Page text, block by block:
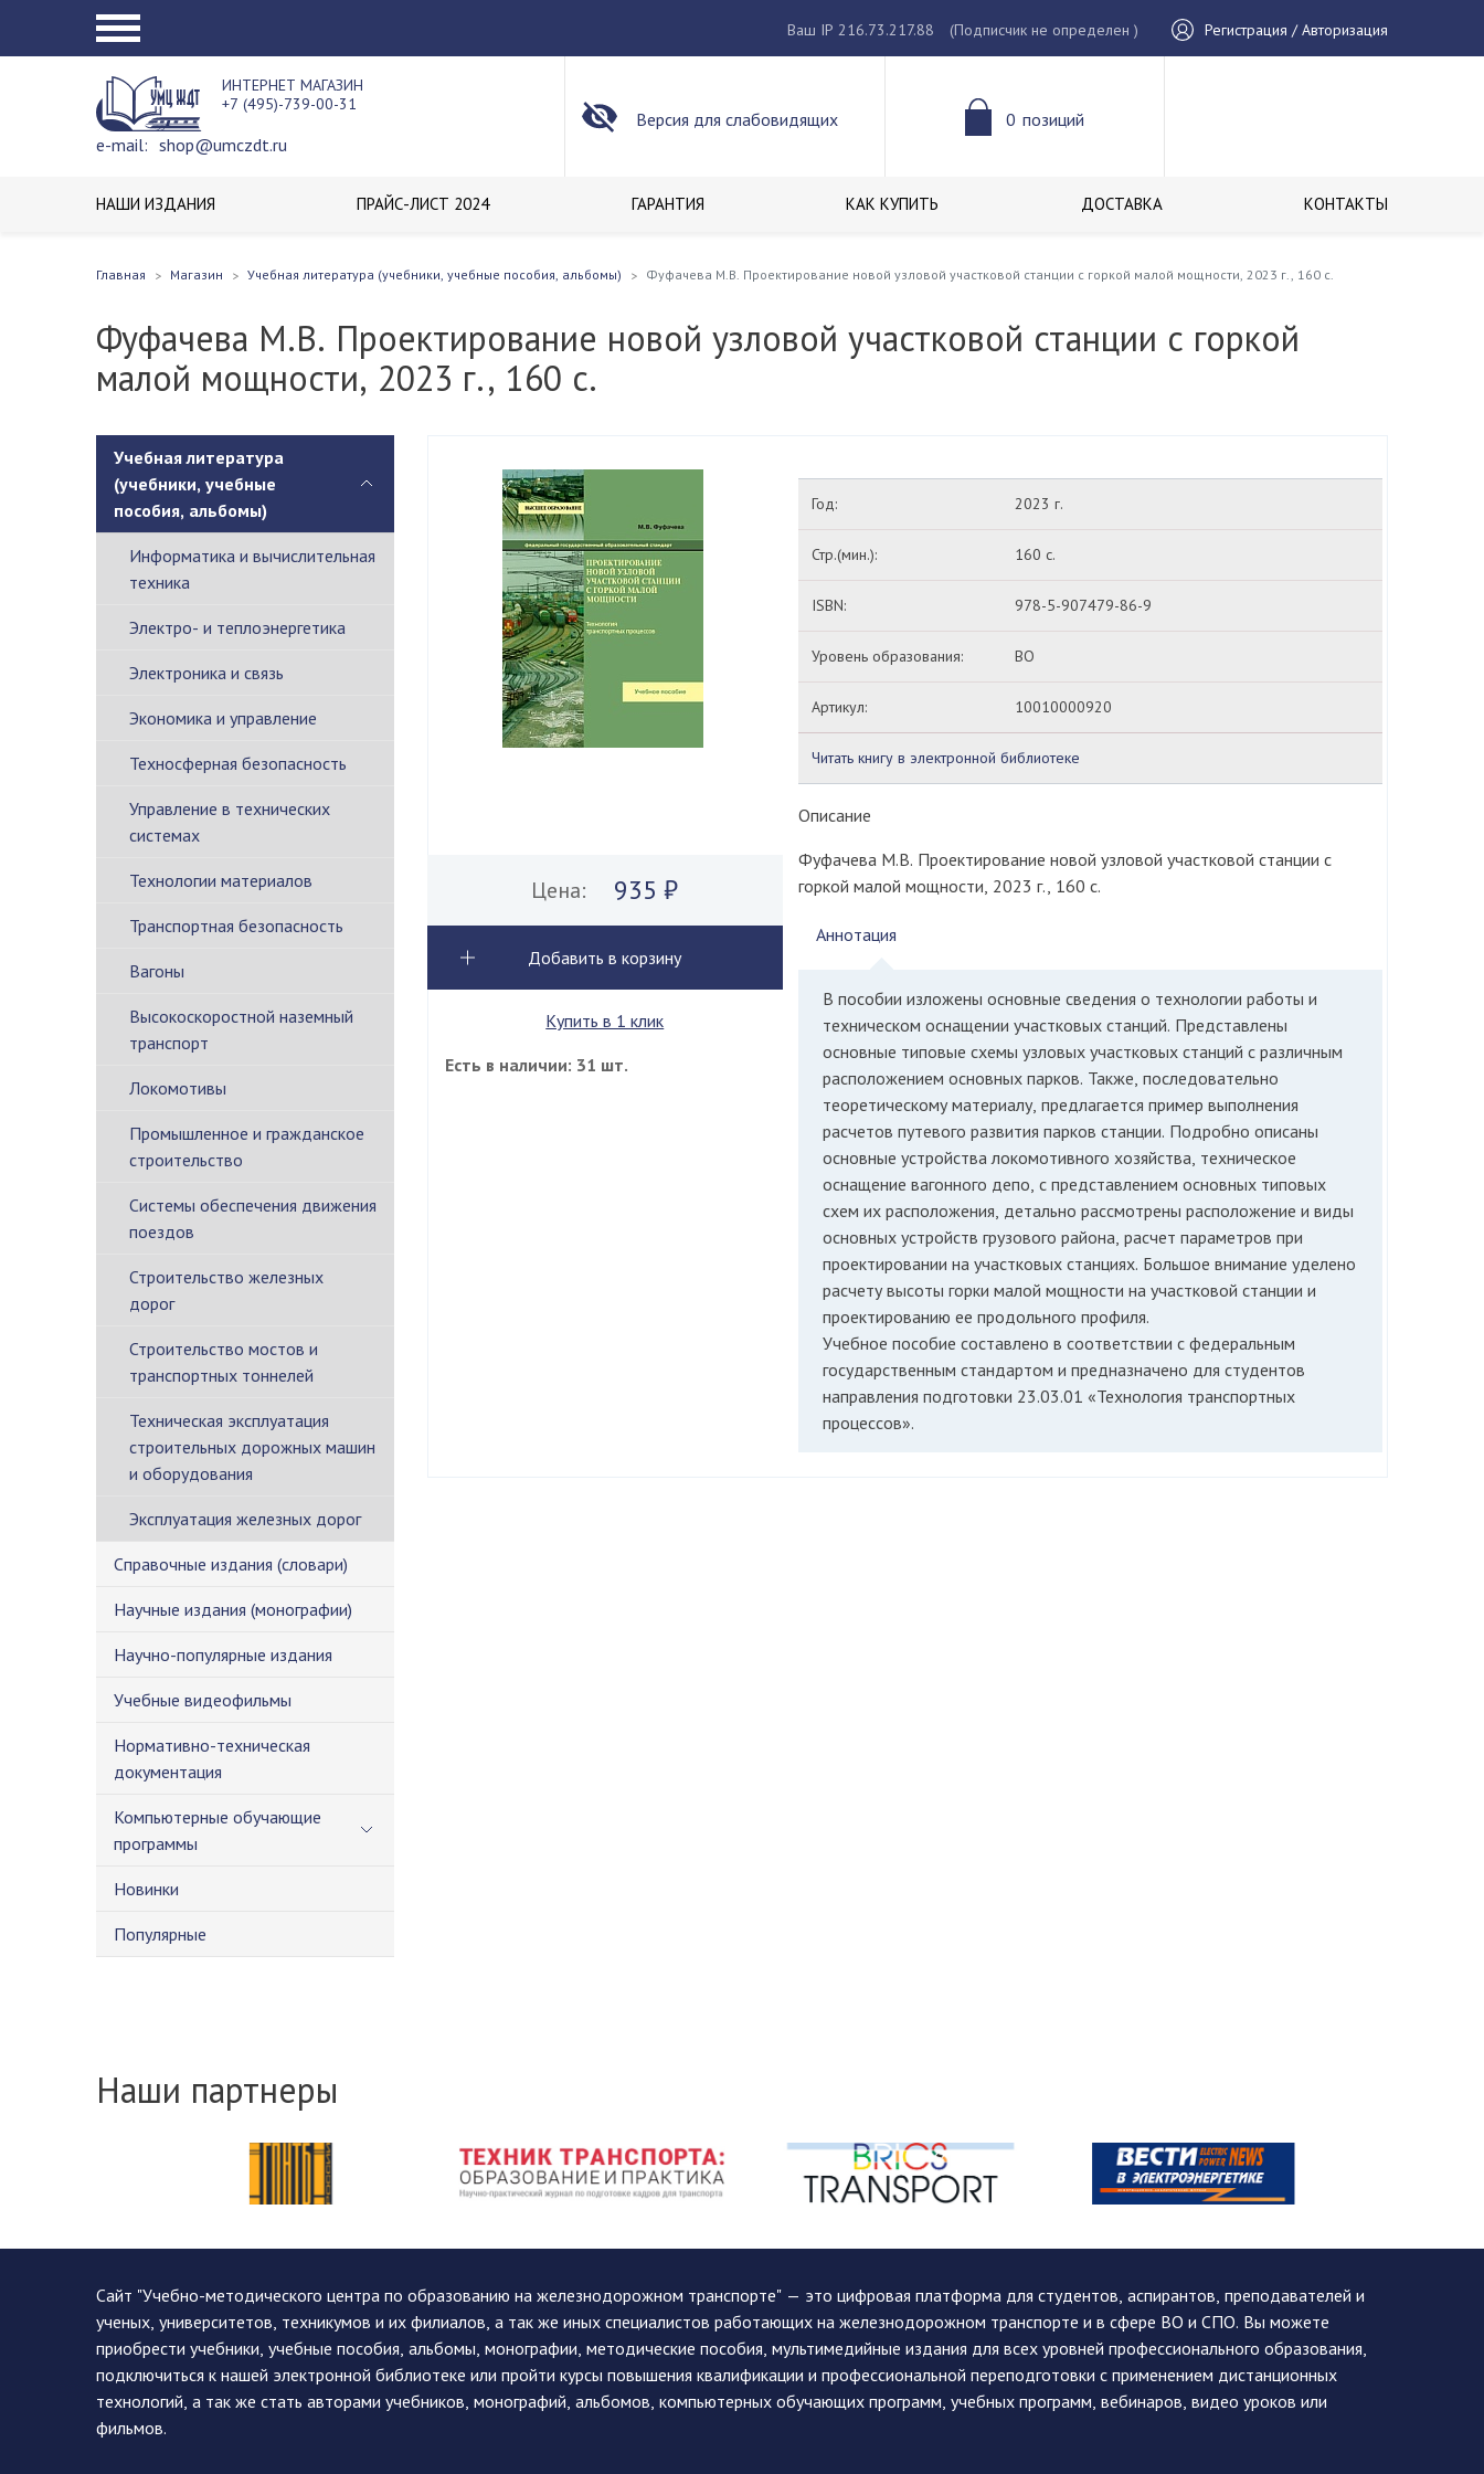
Ваш IP 216.73.217.88 (Подписчик не определен ) Регистрация / Авторизация
ИНТЕРНЕТ МАГАЗИН
+7 (495)-739-00-31
e-mail: shop@umczdt.ru
Версия для слабовидящих 0 позиций
НАШИ ИЗДАНИЯ ПРАЙС-ЛИСТ 2024 ГАРАНТИЯ КАК КУПИТЬ ДОСТАВКА КОНТАКТЫ
Главная Магазин Учебная литература (учебники, учебные пособия, альбомы) Фуфачева М.В. Проектирование новой узловой участковой станции с горкой малой мощности, 2023 г., 160 с.
Фуфачева М.В. Проектирование новой узловой участковой станции с горкой
малой мощности, 2023 г., 160 с.
Учебная литература
(учебники, учебные
пособия, альбомы)
Информатика и вычислительная
техника
Электро- и теплоэнергетика
Электроника и связь
Экономика и управление
Техносферная безопасность
Управление в технических
системах
Технологии материалов
Транспортная безопасность
Вагоны
Высокоскоростной наземный
транспорт
Локомотивы
Промышленное и гражданское
строительство
Системы обеспечения движения
поездов
Строительство железных
дорог
Строительство мостов и
транспортных тоннелей
Техническая эксплуатация
строительных дорожных машин
и оборудования
Эксплуатация железных дорог
Справочные издания (словари)
Научные издания (монографии)
Научно-популярные издания
Учебные видеофильмы
Нормативно-техническая
документация
Компьютерные обучающие
программы
Новинки
Популярные
Цена: 935 ₽
Добавить в корзину
Купить в 1 клик
Есть в наличии: 31 шт.
Год: 2023 г.
Стр.(мин.): 160 с.
ISBN: 978-5-907479-86-9
Уровень образования: ВО
Артикул: 10010000920
Читать книгу в электронной библиотеке
Описание
Фуфачева М.В. Проектирование новой узловой участковой станции с
горкой малой мощности, 2023 г., 160 с.
Аннотация
В пособии изложены основные сведения о технологии работы и
техническом оснащении участковых станций. Представлены
основные типовые схемы узловых участковых станций с различным
расположением основных парков. Также, последовательно
теоретическому материалу, предлагается пример выполнения
расчетов путевого развития парков станции. Подробно описаны
основные устройства локомотивного хозяйства, техническое
оснащение вагонного депо, с представлением основных типовых
схем их расположения, детально рассмотрены расположение и виды
основных устройств грузового района, расчет параметров при
проектировании на участковых станциях. Большое внимание уделено
расчету высоты горки малой мощности на участковой станции и
проектированию ее продольного профиля.
Учебное пособие составлено в соответствии с федеральным
государственным стандартом и предназначено для студентов
направления подготовки 23.03.01 «Технология транспортных
процессов».
Наши партнеры
Сайт "Учебно-методического центра по образованию на железнодорожном транспорте" — это цифровая платформа для студентов, аспирантов, преподавателей и
ученых, университетов, техникумов и их филиалов, а так же иных специалистов работающих на железнодорожном транспорте и в сфере ВО и СПО. Вы можете
приобрести учебники, учебные пособия, альбомы, монографии, методические пособия, мультимедийные издания для всех уровней профессионального образования,
подключиться к нашей электронной библиотеке или пройти курсы повышения квалификации и профессиональной переподготовки с применением дистанционных
технологий, а так же стать авторами учебников, монографий, альбомов, компьютерных обучающих программ, учебных программ, вебинаров, видео уроков или
фильмов.